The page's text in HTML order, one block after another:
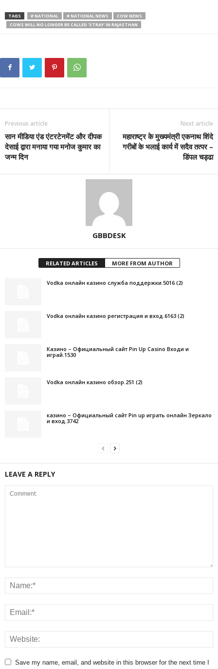
TAGS # NATIONAL # NATIONAL NEWS
COW NEWS
COWS WILL NO LONGER BE CALLED 'STRAY' IN RAJASTHAN
Previous article
सान मीडिया एंड एंटरटेनमेंट और दीपक
देसाई द्वारा मनाया गया मनोज कुमार का
जन्म दिन
Next article
महाराष्ट्र के मुख्यमंत्री एकनाथ शिंदे
गरीबों के भलाई कार्य में सदैव तत्पर –
डिंपल चड्ढा
GBBDESK
RELATED ARTICLES MORE FROM AUTHOR
Vodka онлайн казино служба поддержки.5016 (2)
Vodka онлайн казино регистрация и вход.6163 (2)
Казино – Официальный сайт Pin Up Casino Входи и
играй.1530
Vodka онлайн казино обзор.251 (2)
казино – Официальный сайт Pin up играть онлайн Зеркало
и вход.3742
LEAVE A REPLY
Save my name, email, and website in this browser for the next time I